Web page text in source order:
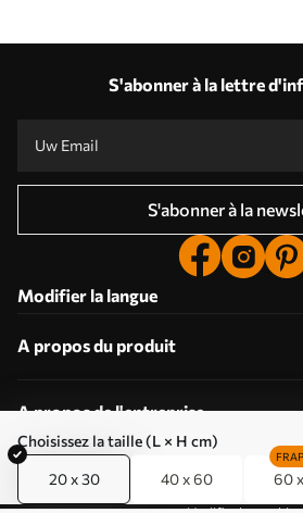
Choisissez la taille (L × H cm)
20 x 30 40 x 60 60
S'abonner à la lettre
S'abonner à la
Modifier la langue
A propos du produit
A propos de l'entreprise